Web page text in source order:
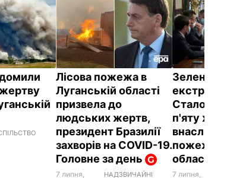
Лісова пожежа в
Луганській області
призвела до
людських жертв,
президент Бразилії
захворів на COVID-19.
Головне за день
7 липня,
НАДЗВИЧАЙНІ
Зеленський
екстрену
Стало відомо
п'яту жертву
внаслідок
пожежі в
області
7 липня,